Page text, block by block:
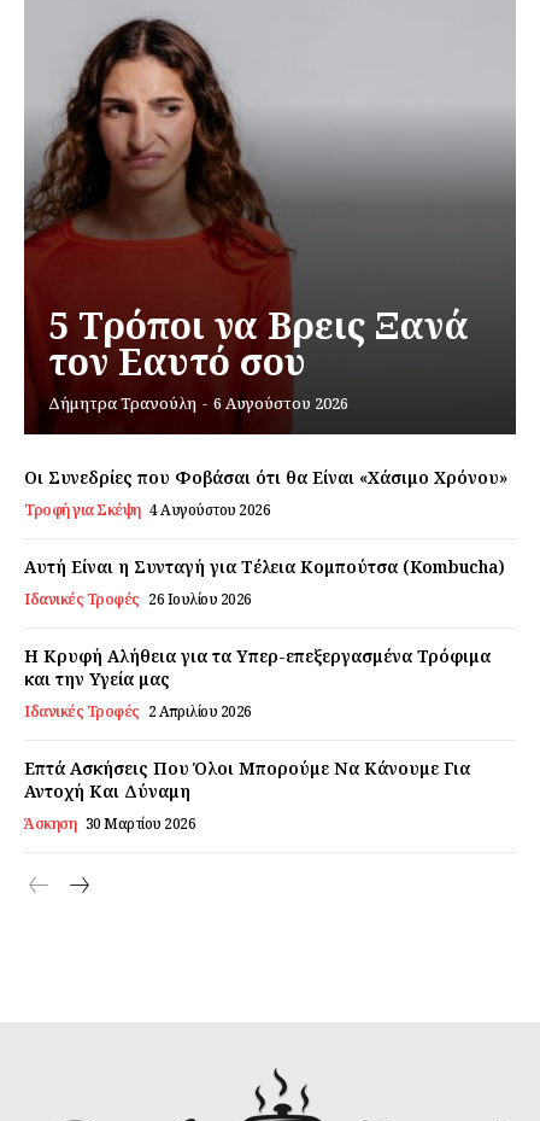
Εγγραφείτε τώρα!
Σχετικά με εμάς
Ο λογαριασμός μου
Επικοινωνία
5 Τρόποι να Βρεις Ξανά
τον Εαυτό σου
Δήμητρα Τρανούλη - 6 Αυγούστου 2026
Οι Συνεδρίες που Φοβάσαι ότι θα Είναι «Χάσιμο Χρόνου»
Τροφή για Σκέψη 4 Αυγούστου 2026
Αυτή Είναι η Συνταγή για Τέλεια Κομπούτσα (Kombucha)
Ιδανικές Τροφές 26 Ιουλίου 2026
Η Κρυφή Αλήθεια για τα Υπερ-επεξεργασμένα Τρόφιμα
και την Υγεία μας
Ιδανικές Τροφές 2 Απριλίου 2026
Επτά Ασκήσεις Που Όλοι Μπορούμε Να Κάνουμε Για
Αντοχή Και Δύναμη
Άσκηση 30 Μαρτίου 2026